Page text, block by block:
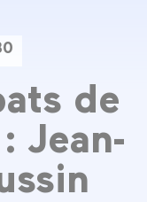
de
Jean-